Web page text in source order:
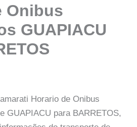
Onibus
GUAPIACU
Horario de Onibus
GUAPIACU para BARRETOS,